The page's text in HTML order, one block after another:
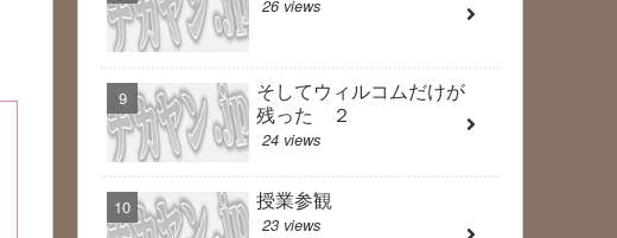
26 views
そしてウィルコムだけが
残った ２
24 views
授業参観
23 views